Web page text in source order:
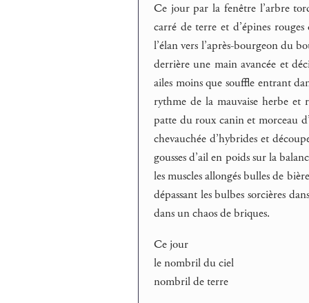
Ce jour par la fenêtre l’arbre
carré de terre et d’épines
l’élan vers l’après-bourgeon du
derrière une main avancée et
ailes moins que souffle entrant
rythme de la mauvaise herbe
patte du roux canin et morceau
chevauchée d’hybrides et
gousses d’ail en poids sur la
les muscles allongés bulles de
dépassant les bulbes sorcières
dans un chaos de briques.
Ce jour
le nombril du ciel
nombril de terre